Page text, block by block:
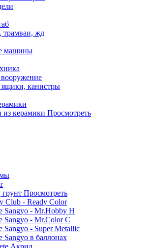
трамваи, жд
машины
канистры
керамики Просмотреть
грунт Просмотреть
Club - Ready Color
Sangyo - Mr.Hobby H
Sangyo - Mr.Color C
Sangyo - Super Metallic
Sangyo в баллонах
Акрил